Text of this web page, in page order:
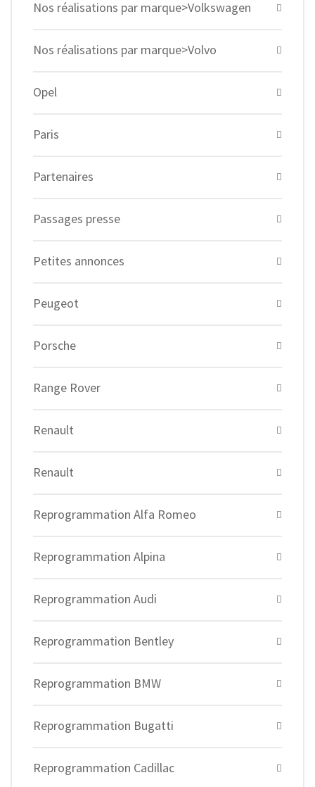
Nos réalisations par marque>Volkswagen
Nos réalisations par marque>Volvo
Opel
Paris
Partenaires
Passages presse
Petites annonces
Peugeot
Porsche
Range Rover
Renault
Renault
Reprogrammation Alfa Romeo
Reprogrammation Alpina
Reprogrammation Audi
Reprogrammation Bentley
Reprogrammation BMW
Reprogrammation Bugatti
Reprogrammation Cadillac